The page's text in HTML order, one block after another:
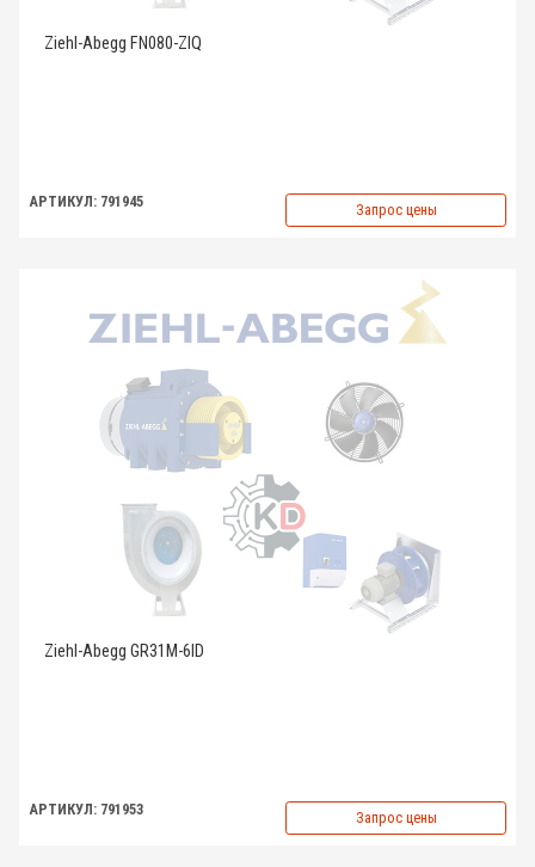
Ziehl-Abegg FN080-ZIQ
АРТИКУЛ: 791945 Запрос цены
Ziehl-Abegg GR31M-6ID
АРТИКУЛ: 791953 Запрос цены